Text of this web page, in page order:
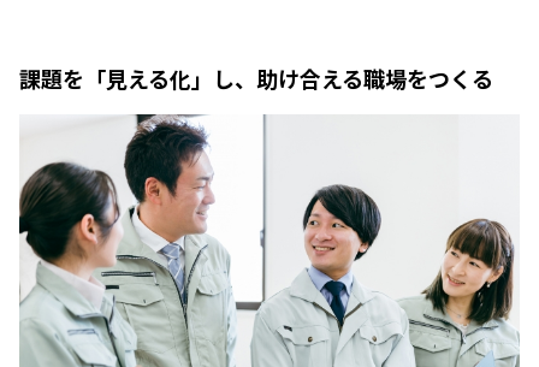
課題を「見える化」し、助け合える職場をつくる